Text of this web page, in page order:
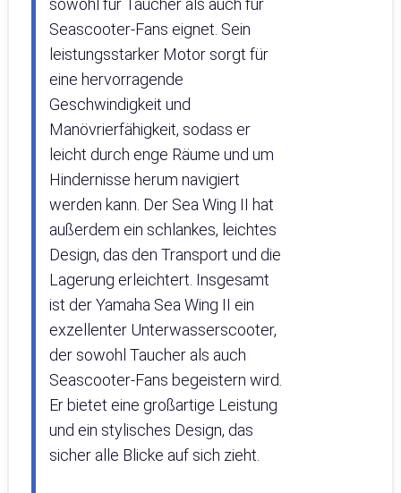
sowohl für Taucher als auch für
Seascooter-Fans eignet. Sein
leistungsstarker Motor sorgt für
eine hervorragende
Geschwindigkeit und
Manövrierfähigkeit, sodass er
leicht durch enge Räume und um
Hindernisse herum navigiert
werden kann. Der Sea Wing II hat
außerdem ein schlankes, leichtes
Design, das den Transport und die
Lagerung erleichtert. Insgesamt
ist der Yamaha Sea Wing II ein
exzellenter Unterwasserscooter,
der sowohl Taucher als auch
Seascooter-Fans begeistern wird.
Er bietet eine großartige Leistung
und ein stylisches Design, das
sicher alle Blicke auf sich zieht.